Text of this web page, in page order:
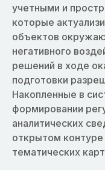
учетными и
которые
объектов
негативного
решений в ходе
подготовки
Накопленные в
формировании
аналитических
открытом
тематических